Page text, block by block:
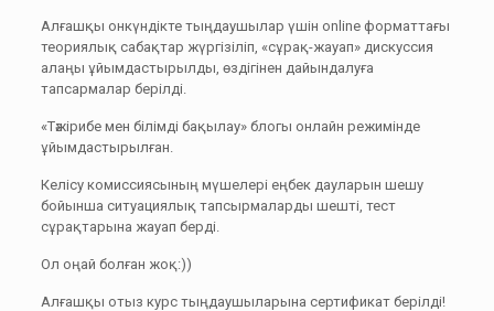
Алғашқы онкүндікте тыңдаушылар үшін online форматтағы
теориялық сабақтар жүргізіліп, «сұрақ-жауап» дискуссия
алаңы ұйымдастырылды, өздігінен дайындалуға
тапсармалар берілді.
«Тәжірибе мен білімді бақылау» блогы онлайн режимінде
ұйымдастырылған.
Келісу комиссиясының мүшелері еңбек дауларын шешу
бойынша ситуациялық тапсырмаларды шешті, тест
сұрақтарына жауап берді.
Ол оңай болған жоқ:))
Алғашқы отыз курс тыңдаушыларына сертификат берілді!